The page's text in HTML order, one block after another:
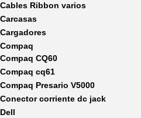
Cables Ribbon varios
Carcasas
Cargadores
Compaq
Compaq CQ60
Compaq cq61
Compaq Presario V5000
Conector corriente dc jack
Dell